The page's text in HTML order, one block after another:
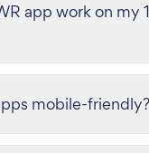
app work on my
mobile-friendly?